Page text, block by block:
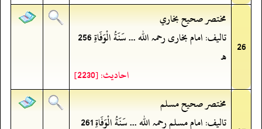
26
مختصر صحيح بخاري
تالیف: امام بخاری رحمہ اللہ ... سَنَةُ الْوَفَاةِ 256
ھ
احادیث: [2230]
مختصر صحيح مسلم
تالیف: امام مسلم رحمہ اللہ ... سَنَةُ الْوَفَاةِ 261